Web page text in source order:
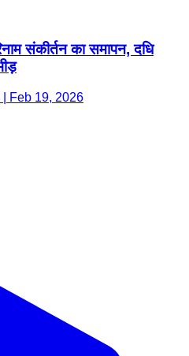
संकीर्तन का समापन, दधि
Feb 19, 2026